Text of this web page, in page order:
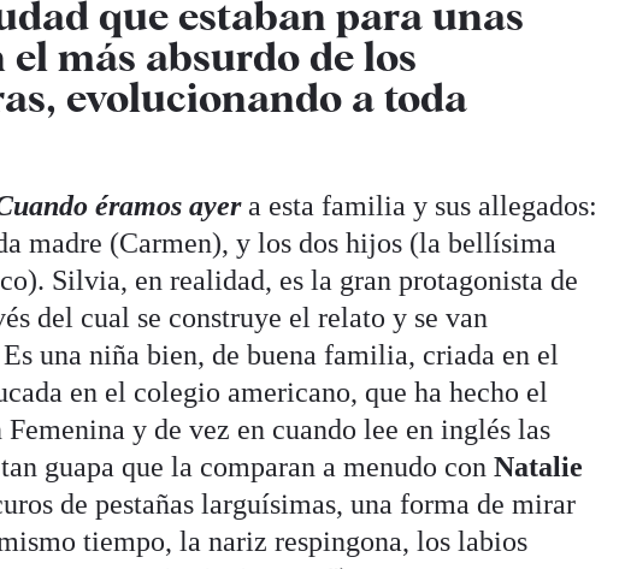
que estaban para unas
el más absurdo de los
evolucionando a toda
éramos ayera esta familia y sus allegados:
madre (Carmen), y los dos hijos (la bellísima
Silvia, en realidad, es la gran protagonista de
del cual se construye el relato y se van
una niña bien, de buena familia, criada en el
en el colegio americano, que ha hecho el
y de vez en cuando lee en inglés las
guapa que la comparan a menudo conNatalie
de pestañas larguísimas, una forma de mirar
tiempo, la nariz respingona, los labios